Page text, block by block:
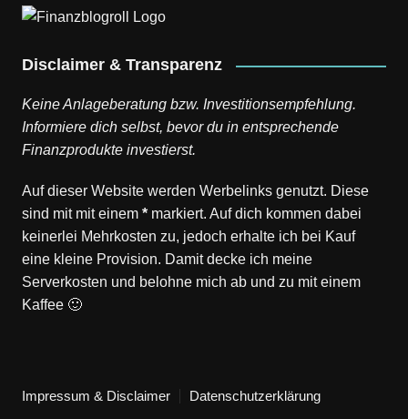
Disclaimer & Transparenz
Keine Anlageberatung bzw. Investitionsempfehlung.
Informiere dich selbst, bevor du in entsprechende
Finanzprodukte investierst.
Auf dieser Website werden Werbelinks genutzt. Diese
sind mit mit einem *markiert. Auf dich kommen dabei
keinerlei Mehrkosten zu, jedoch erhalte ich bei Kauf
eine kleine Provision. Damit decke ich meine
Serverkosten und belohne mich ab und zu mit einem
Kaffee 🙂
Impressum & Disclaimer Datenschutzerklärung